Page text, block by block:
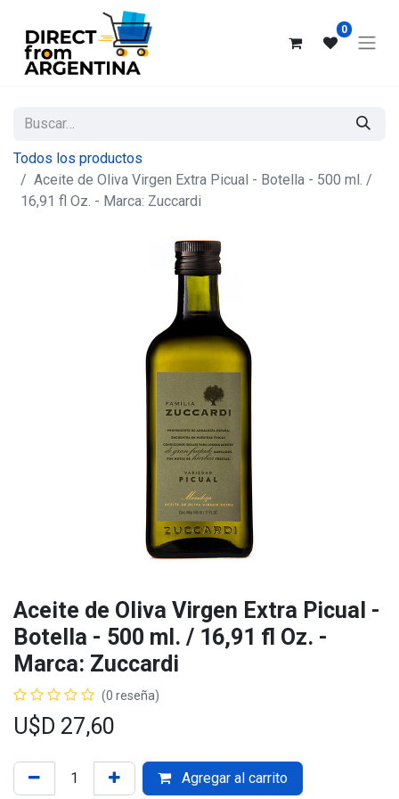
0
Todos los productos
Aceite de Oliva Virgen Extra Picual - Botella - 500 ml. /
16,91 fl Oz. - Marca: Zuccardi
Aceite de Oliva Virgen Extra Picual -
Botella - 500 ml. / 16,91 fl Oz. -
Marca: Zuccardi
(0 reseña)
U$D 27,60
Agregar al carrito